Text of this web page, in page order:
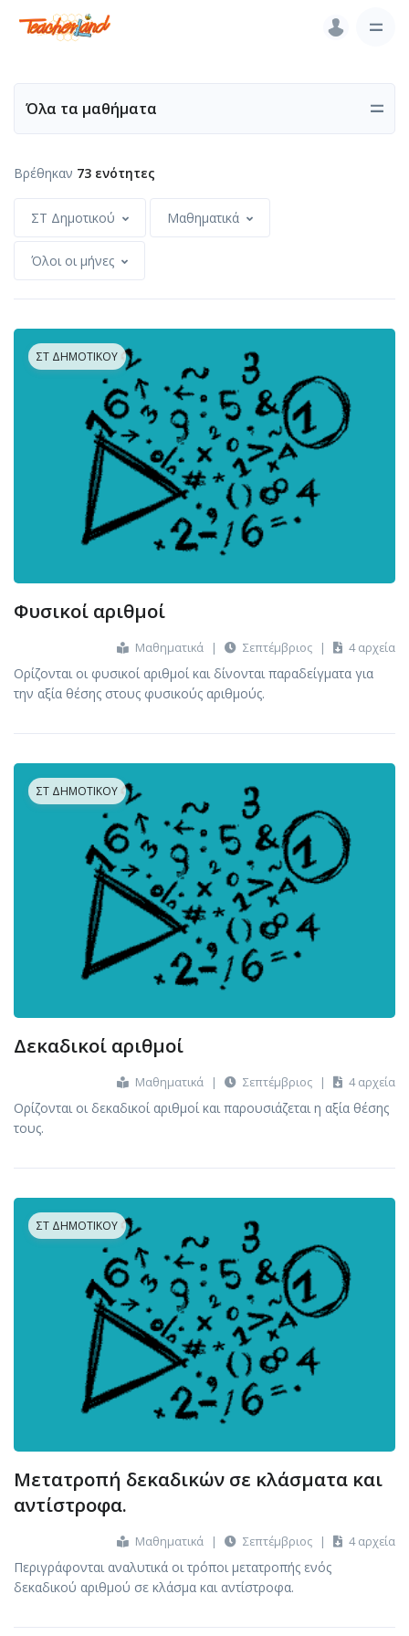
Όλα τα μαθήματα
Βρέθηκαν 73 ενότητες
ΣΤ Δημοτικού Μαθηματικά
Όλοι οι μήνες
ΣΤ ΔΗΜΟΤΙΚΟΎ
Φυσικοί αριθμοί
Μαθηματικά | Σεπτέμβριος | 4 αρχεία
Ορίζονται οι φυσικοί αριθμοί και δίνονται παραδείγματα για
την αξία θέσης στους φυσικούς αριθμούς.
ΣΤ ΔΗΜΟΤΙΚΟΎ
Δεκαδικοί αριθμοί
Μαθηματικά | Σεπτέμβριος | 4 αρχεία
Ορίζονται οι δεκαδικοί αριθμοί και παρουσιάζεται η αξία θέσης
τους.
ΣΤ ΔΗΜΟΤΙΚΟΎ
Μετατροπή δεκαδικών σε κλάσματα και
αντίστροφα.
Μαθηματικά | Σεπτέμβριος | 4 αρχεία
Περιγράφονται αναλυτικά οι τρόποι μετατροπής ενός
δεκαδικού αριθμού σε κλάσμα και αντίστροφα.